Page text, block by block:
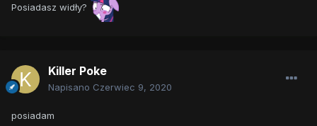
Posiadasz widły?
Killer Poke
Napisano Czerwiec 9, 2020
posiadam